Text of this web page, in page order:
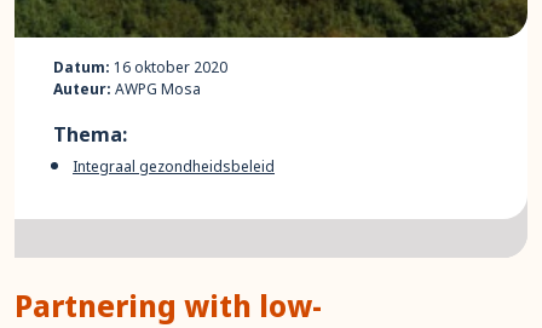
Partnering with low-
Datum: 16 oktober 2020
Auteur: AWPG Mosa
Thema:
Integraal gezondheidsbeleid